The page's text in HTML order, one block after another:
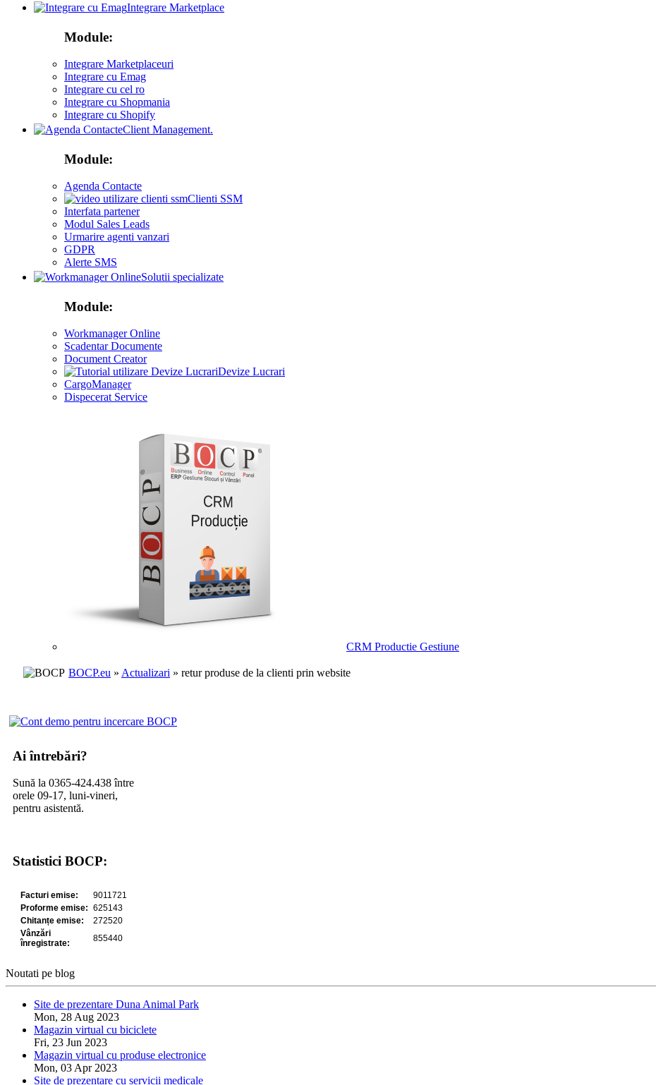
Integrare Marketplace
Module:
Integrare Marketplaceuri
Integrare cu Emag
Integrare cu cel ro
Integrare cu Shopmania
Integrare cu Shopify
Client Management.
Module:
Agenda Contacte
Clienti SSM
Interfata partener
Modul Sales Leads
Urmarire agenti vanzari
GDPR
Alerte SMS
Solutii specializate
Module:
Workmanager Online
Scadentar Documente
Document Creator
Devize Lucrari
CargoManager
Dispecerat Service
CRM Productie Gestiune
BOCP.eu » Actualizari » retur produse de la clienti prin website
Ai întrebări?
Sună la 0365-424.438 între
orele 09-17, luni-vineri,
pentru asistentă.
Statistici BOCP:
Noutati pe blog
Site de prezentare Duna Animal Park
Mon, 28 Aug 2023
Magazin virtual cu biciclete
Fri, 23 Jun 2023
Magazin virtual cu produse electronice
Mon, 03 Apr 2023
Site de prezentare cu servicii medicale